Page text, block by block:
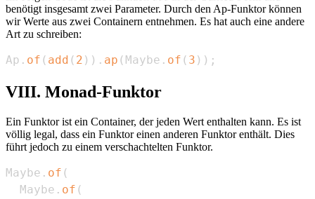
benötigt insgesamt zwei Parameter. Durch den Ap-Funktor können
wir Werte aus zwei Containern entnehmen. Es hat auch eine andere
Art zu schreiben:
Ap . of ( add ( 2 ) ) . ap ( Maybe . of ( 3 ) ) ;
VIII. Monad-Funktor
Ein Funktor ist ein Container, der jeden Wert enthalten kann. Es ist
völlig legal, dass ein Funktor einen anderen Funktor enthält. Dies
führt jedoch zu einem verschachtelten Funktor.
Maybe . of (
Maybe . of (